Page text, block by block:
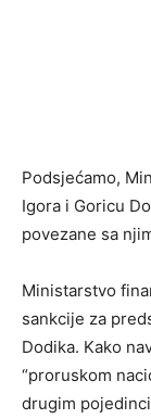
Podsjećamo,
Igora i Goricu
povezane sa
Ministarstvo
sankcije za
Dodika. Kako
“proruskom
drugim